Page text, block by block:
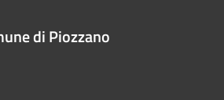
di Piozzano